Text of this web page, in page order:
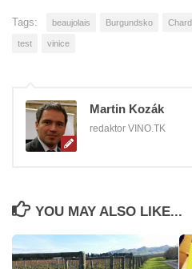
Tags: beaujolais Burgundsko
test vinice
Martin Kozák
redaktor VINO.TK
YOU MAY ALSO LIKE...